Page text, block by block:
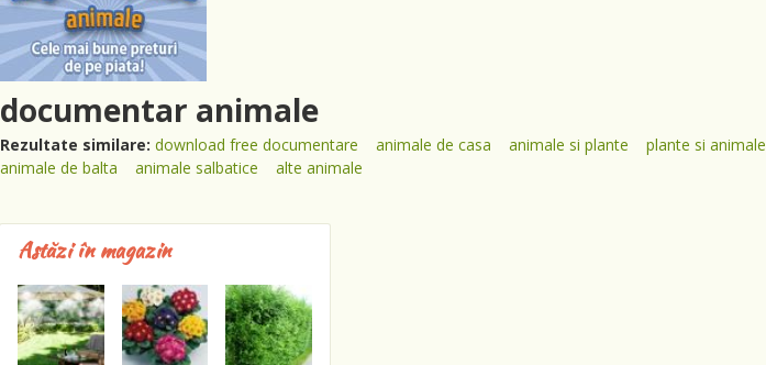
documentar animale
Rezultate similare: download free documentare animale de casa animale si plante plante si animale
animale de balta
animale salbatice alte animale
Astăzi în magazin